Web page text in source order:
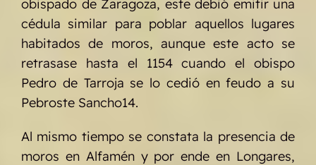
obispado de Zaragoza, este debió emitir una
cédula similar para poblar aquellos lugares
habitados de moros, aunque este acto se
retrasase hasta el 1154 cuando el obispo
Pedro de Tarroja se lo cedió en feudo a su
Pebroste Sancho14.
Al mismo tiempo se constata la presencia de
moros en Alfamén y por ende en Longares,